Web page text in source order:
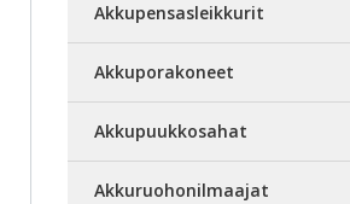
Akkupensasleikkurit
Akkuporakoneet
Akkupuukkosahat
Akkuruohonilmaajat